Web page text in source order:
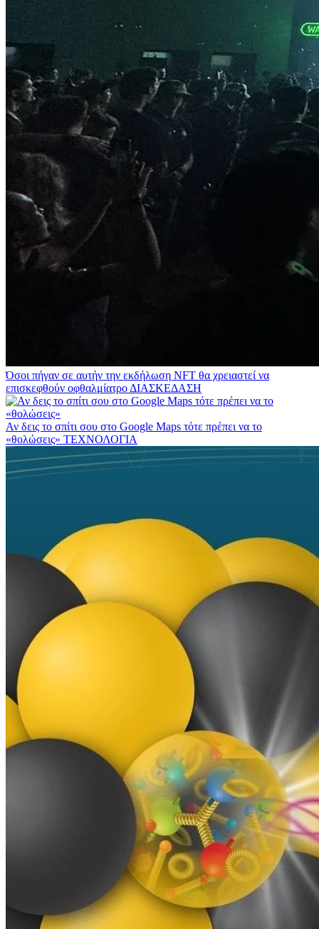
Όσοι πήγαν σε αυτήν την εκδήλωση NFT θα χρειαστεί να
επισκεφθούν οφθαλμίατροΔΙΑΣΚΕΔΑΣΗ
Αν δεις το σπίτι σου στο Google Maps τότε πρέπει να το
«θολώσεις» ΤΕΧΝΟΛΟΓΙΑ